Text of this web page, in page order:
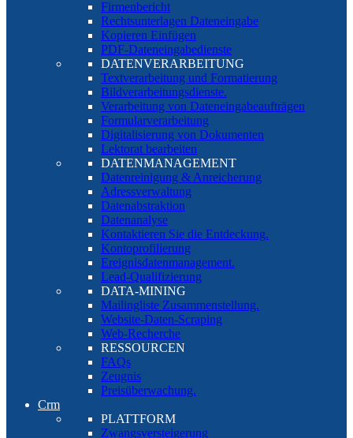
Firmenbericht
Rechtsunterlagen Dateneingabe
Kopieren Einfügen
PDF-Dateneingabedienste
DATENVERARBEITUNG
Textverarbeitung und Formatierung
Bildverarbeitungsdienste.
Verarbeitung von Dateneingabeaufträgen
Formularverarbeitung
Digitalisierung von Dokumenten
Lektorat bearbeiten
DATENMANAGEMENT
Datenreinigung & Anreicherung
Adressverwaltung
Datenabstraktion
Datenanalyse
Kontaktieren Sie die Entdeckung.
Kontoprofilierung
Ereignisdatenmanagement.
Lead-Qualifizierung
DATA-MINING
Mailingliste Zusammenstellung.
Website-Daten-Scraping
Web-Recherche
RESSOURCEN
FAQs
Zeugnis
Preisüberwachung.
Crm
PLATTFORM
Zwangsversteigerung